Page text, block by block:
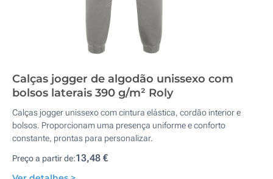
Calças jogger de algodão unissexo com
bolsos laterais 390 g/m² Roly
Calças jogger unissexo com cintura elástica, cordão interior e
bolsos. Proporcionam uma presença uniforme e conforto
constante, prontas para personalizar.
Preço a partir de:13,48 €